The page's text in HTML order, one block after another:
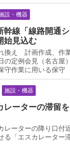
設・機器
線「線路開通
始見込む
換え 計画作成、作
の定例会見（名古屋
守作業に用いる保守
施設・機器
ーターの滞留
ーターの降り口付
る「エスカレーター